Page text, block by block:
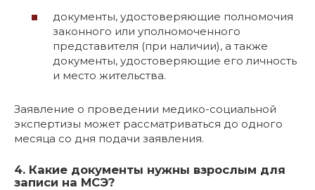
документы, удостоверяющие полномочия
законного или уполномоченного
представителя (при наличии), а также
документы, удостоверяющие его личность
и место жительства.
Заявление о проведении медико-социальной
экспертизы может рассматриваться до одного
месяца со дня подачи заявления.
4. Какие документы нужны взрослым для
записи на МСЭ?